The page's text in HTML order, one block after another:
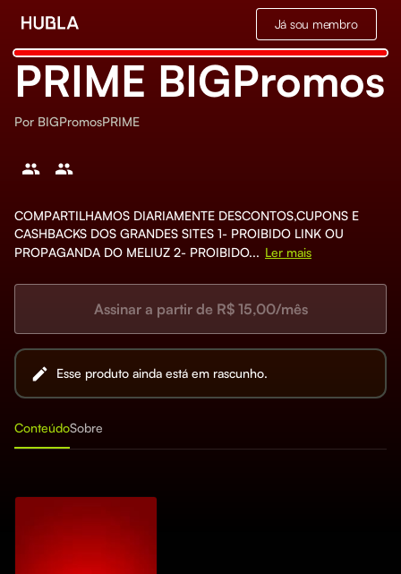
Já sou membro
PRIME BIGPromos
Por BIGPromosPRIME
COMPARTILHAMOS DIARIAMENTE DESCONTOS,CUPONS E
CASHBACKS DOS GRANDES SITES 1- PROIBIDO LINK OU
PROPAGANDA DO MELIUZ 2- PROIBIDO... Ler mais
Assinar a partir de R$ 15,00/mês
Esse produto ainda está em rascunho.
ConteúdoSobre